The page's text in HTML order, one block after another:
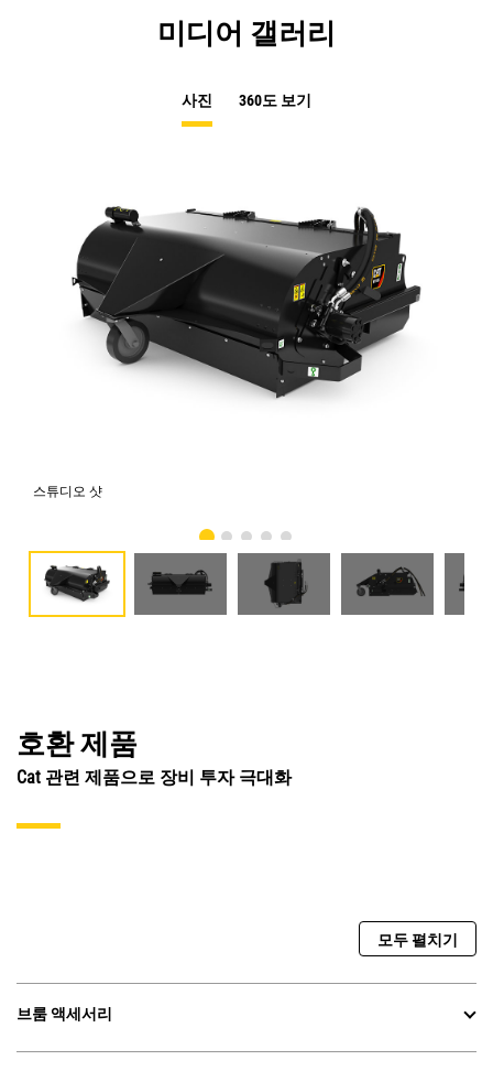
미디어 갤러리
사진 360도 보기
스튜디오 샷
호환 제품
Cat 관련 제품으로 장비 투자 극대화
모두 펼치기
브룸 액세서리